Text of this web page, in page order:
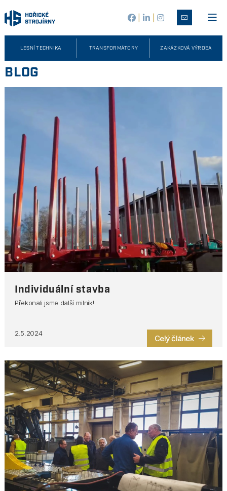
LESNÍ TECHNIKA TRANSFORMÁTORY ZAKÁZKOVÁ VÝROBA
BLOG
Individuální stavba
Překonali jsme další milník!
2.5.2024
Celý článek